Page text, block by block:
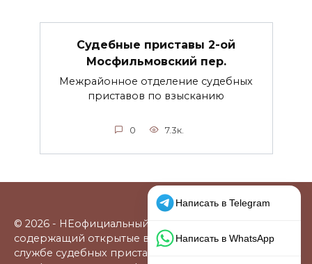
Судебные приставы 2-ой
Мосфильмовский пер.
Межрайонное отделение судебных
приставов по взысканию
0 7.3к.
© 2026 - НЕофициальный информационный сайт,
содержащий открытые выверенные данные о
службе судебных приставов: официальные сайты,